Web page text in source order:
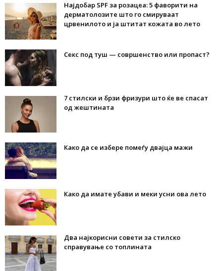
Најдобар SPF за розацеа: 5 фаворити на
дерматолозите што го смируваат
црвенилото и ја штитат кожата во лето
Секс под туш — совршенство или пропаст?
7 стилски и брзи фризури што ќе ве спасат
од жештината
Како да се избере помеѓу двајца мажи
Како да имате убави и меки усни ова лето
Два најкорисни совети за стилско
справување со топлината